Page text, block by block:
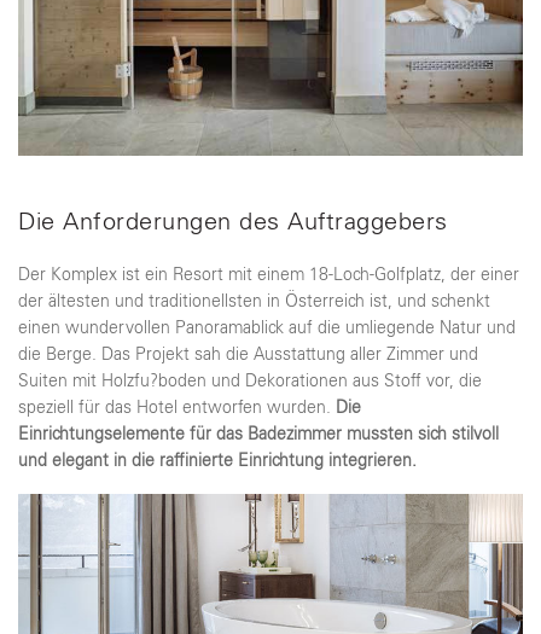
Die Anforderungen des Auftraggebers
Der Komplex ist ein Resort mit einem 18-Loch-Golfplatz, der einer
der ältesten und traditionellsten in Österreich ist, und schenkt
einen wundervollen Panoramablick auf die umliegende Natur und
die Berge. Das Projekt sah die Ausstattung aller Zimmer und
Suiten mit Holzfu?boden und Dekorationen aus Stoff vor, die
speziell für das Hotel entworfen wurden. Die
Einrichtungselemente für das Badezimmer mussten sich stilvoll
und elegant in die raffinierte Einrichtung integrieren.